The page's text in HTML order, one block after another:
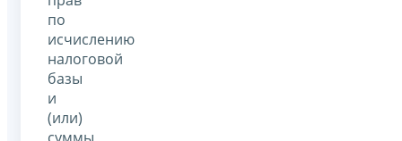
по
исчислению
налоговой
базы
и
(или)
суммы